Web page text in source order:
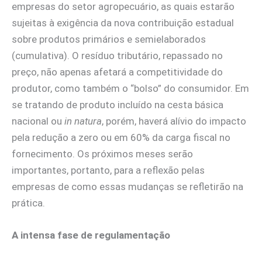
empresas do setor agropecuário, as quais estarão
sujeitas à exigência da nova contribuição estadual
sobre produtos primários e semielaborados
(cumulativa). O resíduo tributário, repassado no
preço, não apenas afetará a competitividade do
produtor, como também o “bolso” do consumidor. Em
se tratando de produto incluído na cesta básica
nacional ou in natura, porém, haverá alívio do impacto
pela redução a zero ou em 60% da carga fiscal no
fornecimento. Os próximos meses serão
importantes, portanto, para a reflexão pelas
empresas de como essas mudanças se refletirão na
prática.
A intensa fase de regulamentação